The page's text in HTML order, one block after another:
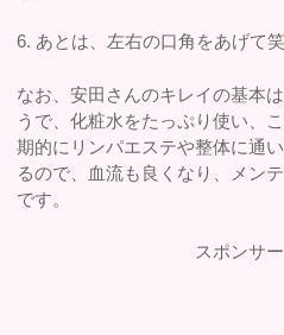
6. あとは、左右の口角をあげて
なお、安田さんのキレイの基本
うで、化粧水をたっぷり使い、
期的にリンパエステや整体に通
るので、血流も良くなり、メン
です。
スポンサ